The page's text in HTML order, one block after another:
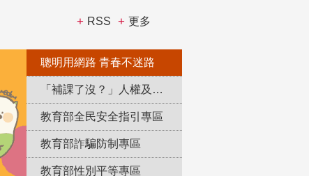
RSS 更多
聰明用網路 青春不迷路
「補課了沒？」人權及轉型正義教育專區
教育部全民安全指引專區
教育部詐騙防制專區
教育部性別平等專區